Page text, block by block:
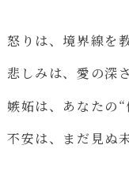
怒りは、境界線を
悲しみは、愛の深
嫉妬は、あなたの
不安は、まだ見ぬ